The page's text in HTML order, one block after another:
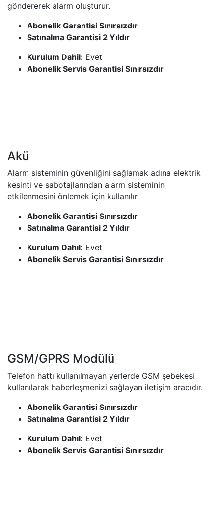
göndererek alarm oluşturur.
Abonelik Garantisi Sınırsızdır
Satınalma Garantisi 2 Yıldır
Kurulum Dahil: Evet
Abonelik Servis Garantisi Sınırsızdır
Akü
Alarm sisteminin güvenliğini sağlamak adına elektrik
kesinti ve sabotajlarından alarm sisteminin
etkilenmesini önlemek için kullanılır.
Abonelik Garantisi Sınırsızdır
Satınalma Garantisi 2 Yıldır
Kurulum Dahil: Evet
Abonelik Servis Garantisi Sınırsızdır
GSM/GPRS Modülü
Telefon hattı kullanılmayan yerlerde GSM şebekesi
kullanılarak haberleşmenizi sağlayan iletişim aracıdır.​​​​​​​​​​​​
Abonelik Garantisi Sınırsızdır
Satınalma Garantisi 2 Yıldır
Kurulum Dahil: Evet
Abonelik Servis Garantisi Sınırsızdır